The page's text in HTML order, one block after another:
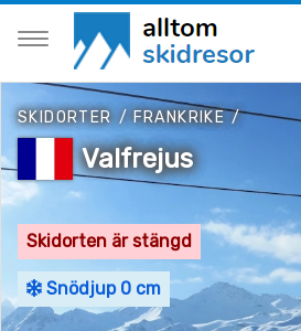
SKIDORTER /FRANKRIKE/
Valfrejus
Skidorten är stängd
Snödjup 0 cm